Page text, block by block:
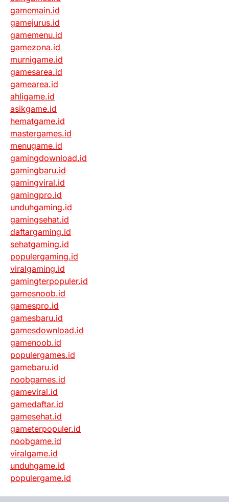
gamemain.id
gamejurus.id
gamemenu.id
gamezona.id
murnigame.id
gamesarea.id
gamearea.id
ahligame.id
asikgame.id
hematgame.id
mastergames.id
menugame.id
gamingdownload.id
gamingbaru.id
gamingviral.id
gamingpro.id
unduhgaming.id
gamingsehat.id
daftargaming.id
sehatgaming.id
populergaming.id
viralgaming.id
gamingterpopuler.id
gamesnoob.id
gamespro.id
gamesbaru.id
gamesdownload.id
gamenoob.id
populergames.id
gamebaru.id
noobgames.id
gameviral.id
gamedaftar.id
gamesehat.id
gameterpopuler.id
noobgame.id
viralgame.id
unduhgame.id
populergame.id